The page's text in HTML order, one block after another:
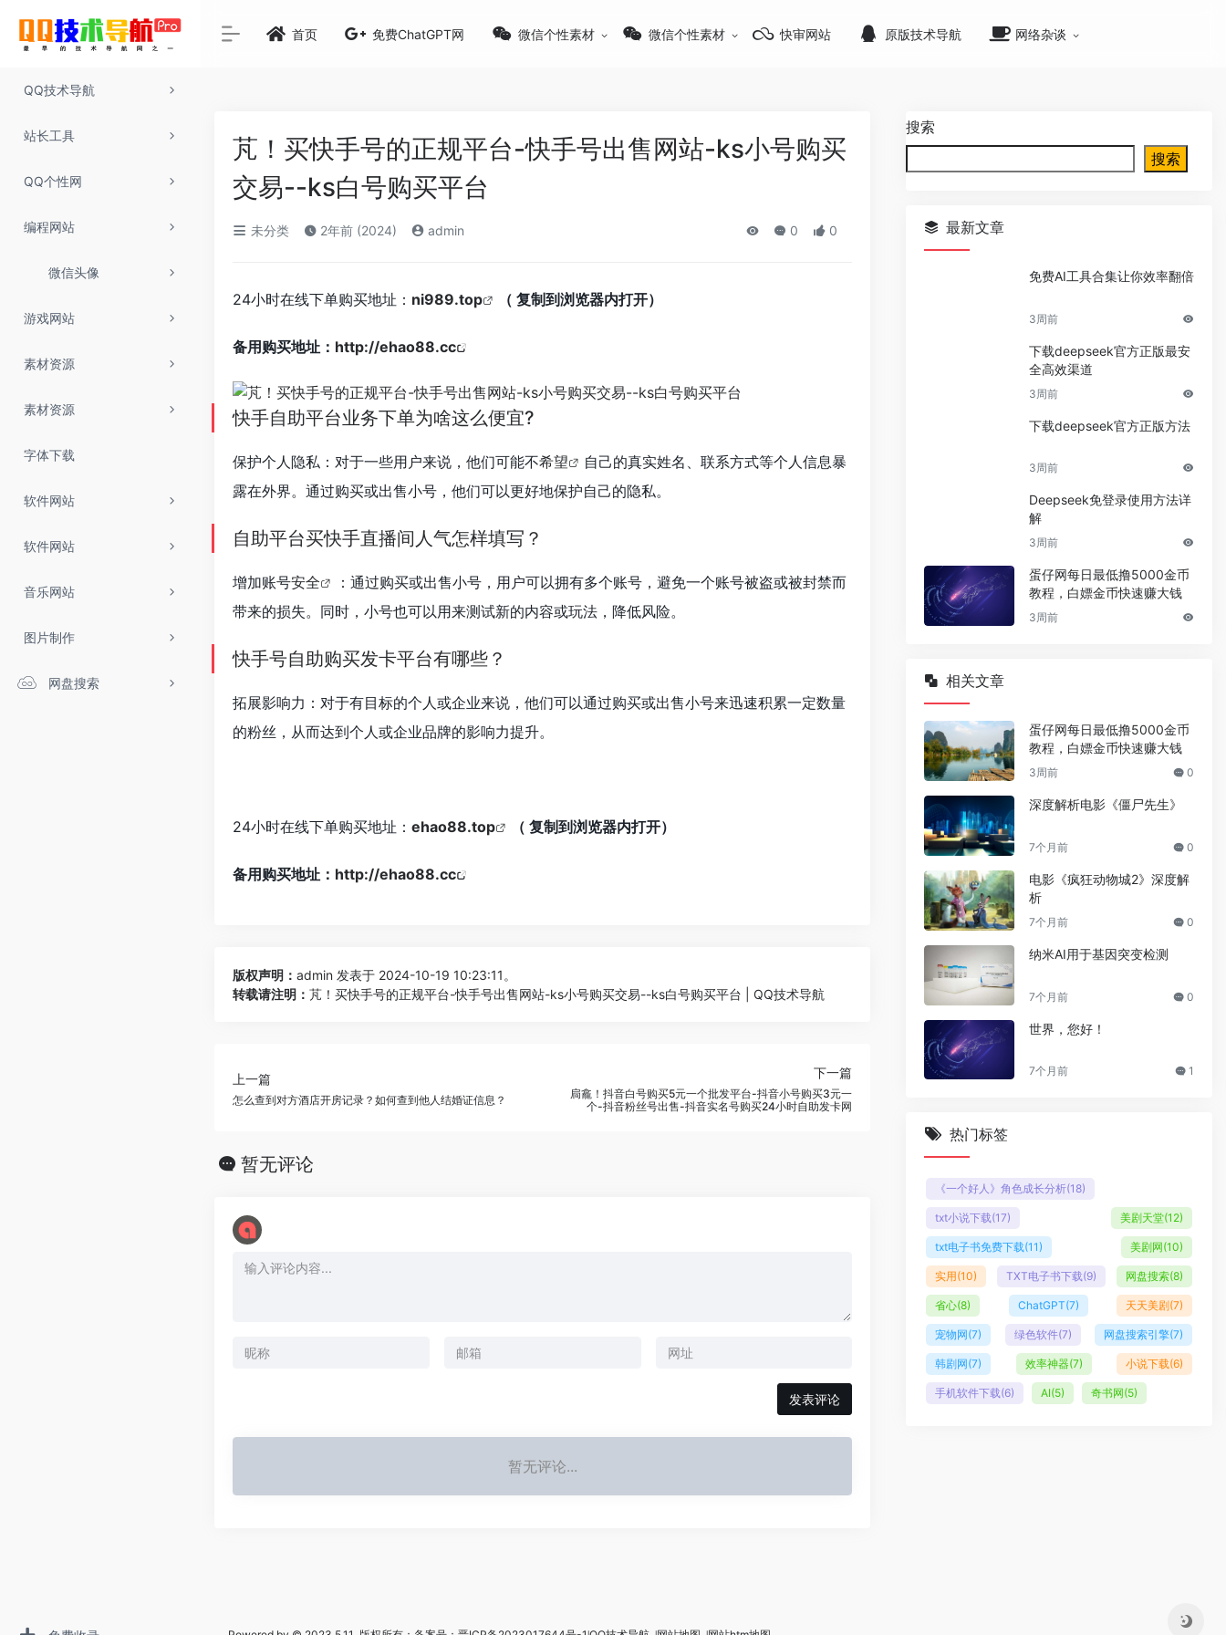
QQ技术导航
站长工具
QQ个性网
编程网站
微信头像
游戏网站
素材资源
素材资源
字体下载
软件网站
软件网站
音乐网站
图片制作
网盘搜索
首页 免费ChatGPT网 微信个性素材 微信个性素材 快审网站 原版技术导航 网络杂谈
芃！买快手号的正规平台-快手号出售网站-ks小号购买
交易--ks白号购买平台
未分类 2年前 (2024) admin 0 0
24小时在线下单购买地址： ni989.top （ 复制到浏览器内打开）
备用购买地址： http://ehao88.cc
快手自助平台业务下单为啥这么便宜?
保护个人隐私：对于一些用户来说，他们可能不希望
自己的真实姓名、联系方式等个人信息暴
露在外界。通过购买或出售小号，他们可以更好地保护自己的隐私。
自助平台买快手直播间人气怎样填写？
增加账号安全
：通过购买或出售小号，用户可以拥有多个账号，避免一个账号被盗或被封禁而
带来的损失。同时，小号也可以用来测试新的内容或玩法，降低风险。
快手号自助购买发卡平台有哪些？
拓展影响力：对于有目标的个人或企业来说，他们可以通过购买或出售小号来迅速积累一定数量
的粉丝，从而达到个人或企业品牌的影响力提升。
24小时在线下单购买地址： ehao88.top （ 复制到浏览器内打开）
备用购买地址： http://ehao88.cc
版权声明： admin 发表于 2024-10-19 10:23:11。
转载请注明： 芃！买快手号的正规平台-快手号出售网站-ks小号购买交易--ks白号购买平台 | QQ技术导航
上一篇
怎么查到对方酒店开房记录？如何查到他人结婚证信息？
下一篇
扃龕！抖音白号购买5元一个批发平台-抖音小号购买3元一
个-抖音粉丝号出售-抖音实名号购买24小时自助发卡网
暂无评论
暂无评论...
搜索
搜索
最新文章
免费AI工具合集让你效率翻倍
3周前
下载deepseek官方正版最安
全高效渠道
3周前
下载deepseek官方正版方法
3周前
Deepseek免登录使用方法详
解
3周前
蛋仔网每日最低撸5000金币
教程，白嫖金币快速赚大钱
3周前
相关文章
蛋仔网每日最低撸5000金币
教程，白嫖金币快速赚大钱
3周前 0
深度解析电影《僵尸先生》
7个月前 0
电影《疯狂动物城2》深度解
析
7个月前 0
纳米AI用于基因突变检测
7个月前 0
世界，您好！
7个月前 1
热门标签
《一个好人》角色成长分析(18)
txt小说下载(17) 美剧天堂(12)
txt电子书免费下载(11) 美剧网(10)
实用(10) TXT电子书下载(9) 网盘搜索(8)
省心(8) ChatGPT(7) 天天美剧(7)
宠物网(7) 绿色软件(7) 网盘搜索引擎(7)
韩剧网(7) 效率神器(7) 小说下载(6)
手机软件下载(6) AI(5) 奇书网(5)